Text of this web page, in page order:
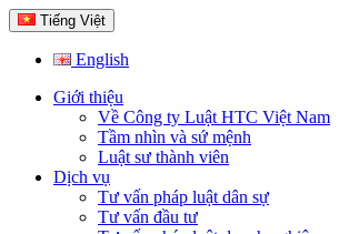
Tiếng Việt
English
Giới thiệu
Về Công ty Luật HTC Việt Nam
Tầm nhìn và sứ mệnh
Luật sư thành viên
Dịch vụ
Tư vấn pháp luật dân sự
Tư vấn đầu tư